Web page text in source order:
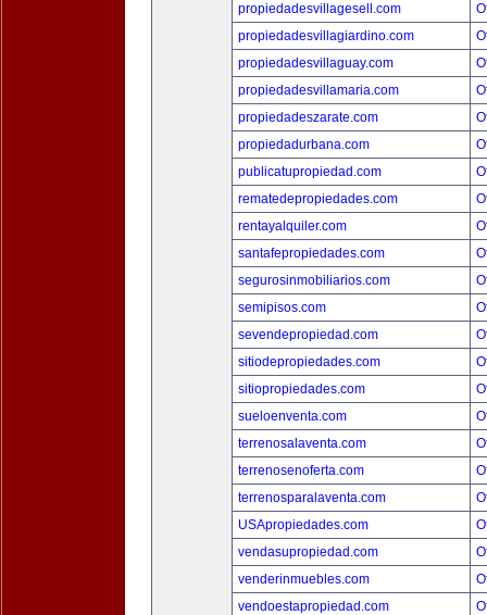
propiedadesvillagesell.com
propiedadesvillagiardino.com
propiedadesvillaguay.com
propiedadesvillamaria.com
propiedadeszarate.com
propiedadurbana.com
publicatupropiedad.com
rematedepropiedades.com
rentayalquiler.com
santafepropiedades.com
segurosinmobiliarios.com
semipisos.com
sevendepropiedad.com
sitiodepropiedades.com
sitiopropiedades.com
sueloenventa.com
terrenosalaventa.com
terrenosenoferta.com
terrenosparalaventa.com
USApropiedades.com
vendasupropiedad.com
venderinmuebles.com
vendoestapropiedad.com